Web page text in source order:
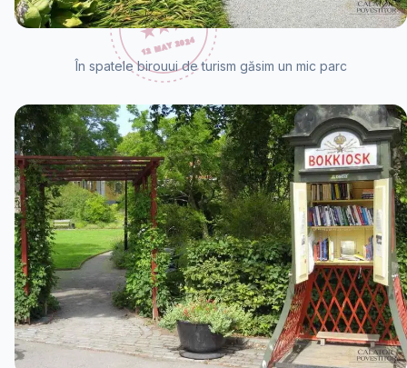
În spatele birouui de turism găsim un mic parc